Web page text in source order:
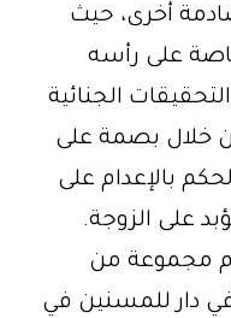
أخرى، حيث
على رأسه
الجنائية
خلال بصمة على
بالإعدام على
على الزوجة.
مجموعة من
دار للمسنين في